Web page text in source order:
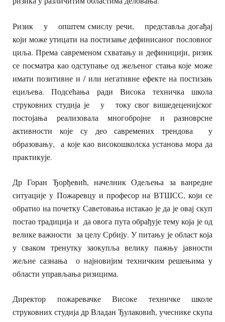
Ризик у општем смислу речи, представља догађај
који може утицати на постизање дефинисаног пословног
циља. Према савременом схватању и дефиницији, ризик
се посматра као одступање од жељеног стања које може
имати позитивне и / или негативне ефекте на постизањ
ециљева. Подсећања ради Висока техничка школа
струковних студија је у току свог вишедеценијског
постојања реализовала многобројне и разноврсне
активности које су део савремених трендова у
образовању, а које као високошколска установа мора да
практикује.
Др Горан Ђорђевић, начелник Одељења за ванредне
ситуације у Пожаревцу и професор на ВТШСС, који се
обратио на почетку Саветовања истакао је да је овај скуп
постао традиција и да овога пута обрађује тему која је од
велике важности за целу Србију. У питању је област која
у сваком тренутку заокупља велику пажњу јавности
жељне сазнања о најновијим техничким решењима у
области управљања ризицима.
Директор пожаревачке Високе техничке школе
струковних студија др Владан Ђулаковић, учеснике скупа